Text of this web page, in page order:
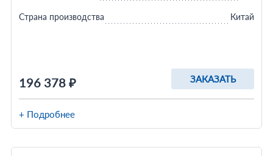
196 378 ₽ ЗАКАЗАТЬ
Страна производства Китай
+ Подробнее